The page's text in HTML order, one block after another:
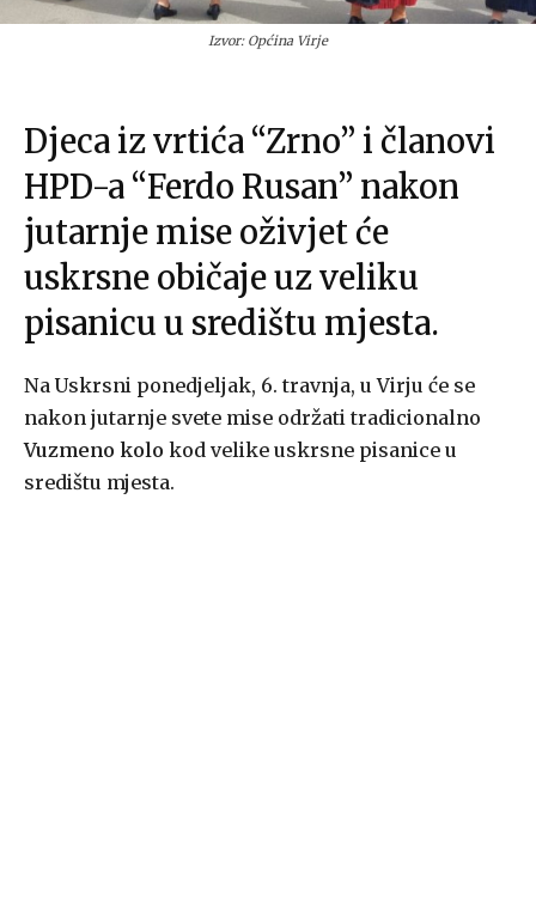
Izvor: Općina Virje
Djeca iz vrtića “Zrno” i članovi
HPD-a “Ferdo Rusan” nakon
jutarnje mise oživjet će
uskrsne običaje uz veliku
pisanicu u središtu mjesta.
Na Uskrsni ponedjeljak, 6. travnja, u Virju će se
nakon jutarnje svete mise održati tradicionalno
Vuzmeno kolo kod velike uskrsne pisanice u
središtu mjesta.